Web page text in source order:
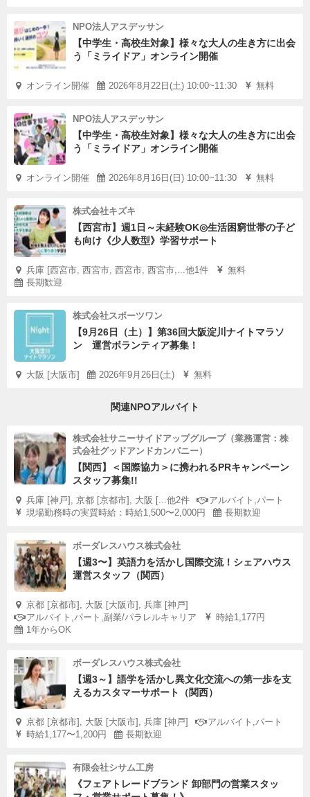
NPO法人アスデッサン
【中学生・高校生対象】様々な大人の生き方に出会
う「ミライドア」オンライン開催
オンライン開催 2026年8月22日(土) 10:00~11:30 無料
NPO法人アスデッサン
【中学生・高校生対象】様々な大人の生き方に出会
う「ミライドア」オンライン開催
オンライン開催 2026年8月16日(日) 10:00~11:30 無料
株式会社キズキ
【西宮市】週1日～未経験OK◎生活困窮世帯の子ど
も向け《少人数型》学習サポート
兵庫 [西宮市, 西宮市, 西宮市, 西宮市,...他1件
無料
長期歓迎
株式会社スポーツワン
【9月26日（土）】第36回大阪淀川ナイトマラソ
ン 運営ボランティア募集！
大阪 [大阪市] 2026年9月26日(土) 無料
関連NPOアルバイト
株式会社サニーサイドアップグループ（業務運営：株
式会社グッドアンドカンパニー）
【関西】＜国際協力＞に携われるPRキャンペーン
スタッフ募集!!
兵庫 [神戸], 京都 [京都市], 大阪 [...他2件
アルバイト,パート
現場勤務時の実質時給：時給1,500〜2,000円
長期歓迎
ボーダレスハウス株式会社
【週3〜】英語力を活かし国際交流！シェアハウス
運営スタッフ（関西）
京都 [京都市], 大阪 [大阪市], 兵庫 [神戸]
アルバイト,パート,副業/パラレルキャリア
時給1,177円
1年からOK
ボーダレスハウス株式会社
【週3～】語学を活かし異文化交流への第一歩を支
えるカスタマーサポート（関西）
京都 [京都市], 大阪 [大阪市], 兵庫 [神戸]
アルバイト,パート
時給1,177〜1,200円
長期歓迎
有限会社シサム工房
《フェアトレードブランド 卸部門の営業スタッ